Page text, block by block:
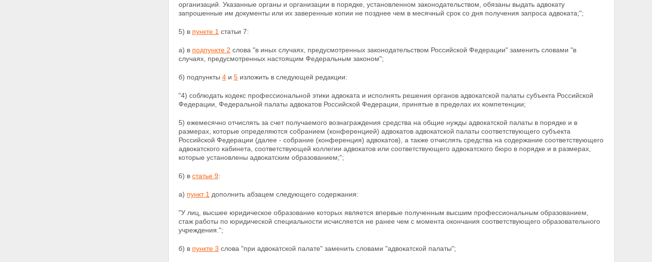
организаций. Указанные органы и организации в порядке, установленном законодательством, обязаны выдать адвокату
запрошенные им документы или их заверенные копии не позднее чем в месячный срок со дня получения запроса адвоката;";
5) в пункте 1 статьи 7:
а) в подпункте 2 слова "в иных случаях, предусмотренных законодательством Российской Федерации" заменить словами "в
случаях, предусмотренных настоящим Федеральным законом";
б) подпункты 4 и 5 изложить в следующей редакции:
"4) соблюдать кодекс профессиональной этики адвоката и исполнять решения органов адвокатской палаты субъекта Российской
Федерации, Федеральной палаты адвокатов Российской Федерации, принятые в пределах их компетенции;
5) ежемесячно отчислять за счет получаемого вознаграждения средства на общие нужды адвокатской палаты в порядке и в
размерах, которые определяются собранием (конференцией) адвокатов адвокатской палаты соответствующего субъекта
Российской Федерации (далее - собрание (конференция) адвокатов), а также отчислять средства на содержание соответствующего
адвокатского кабинета, соответствующей коллегии адвокатов или соответствующего адвокатского бюро в порядке и в размерах,
которые установлены адвокатским образованием;";
6) в статье 9:
а) пункт 1 дополнить абзацем следующего содержания:
"У лиц, высшее юридическое образование которых является впервые полученным высшим профессиональным образованием,
стаж работы по юридической специальности исчисляется не ранее чем с момента окончания соответствующего образовательного
учреждения.";
б) в пункте 3 слова "при адвокатской палате" заменить словами "адвокатской палаты";